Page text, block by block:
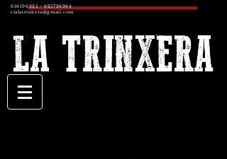
616196335/625726364
cialatrinxera@gmail.com